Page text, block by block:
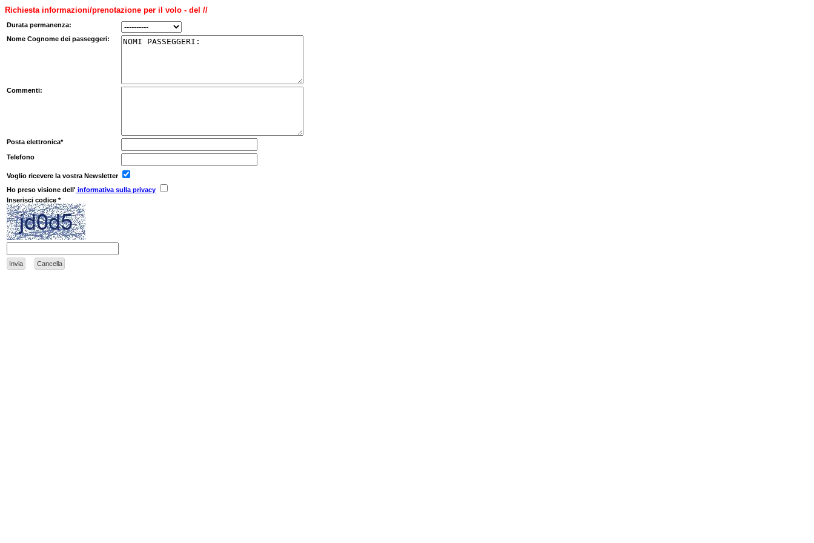
Richiesta informazioni/prenotazione per il volo - del //
Durata permanenza:
Nome Cognome dei passeggeri:
Commenti:
Posta elettronica*
Telefono
Voglio ricevere la vostra Newsletter
Ho preso visione dell' informativa sulla privacy
Inserisci codice *